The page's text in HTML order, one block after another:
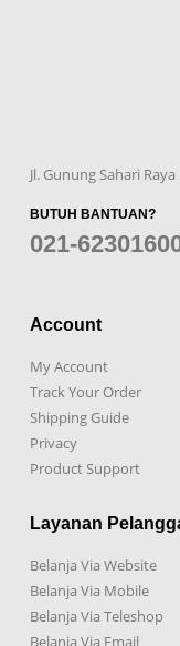
Jl. Gunung Sahari
BUTUH BANTUAN?
021-
Account
My Account
Track Your Order
Shipping Guide
Privacy
Product Support
Layanan
Belanja Via Website
Belanja Via Mobile
Belanja Via Teleshop
Belanja Via Email